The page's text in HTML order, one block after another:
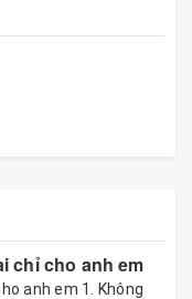
chỉ cho anh em
anh em 1. Không